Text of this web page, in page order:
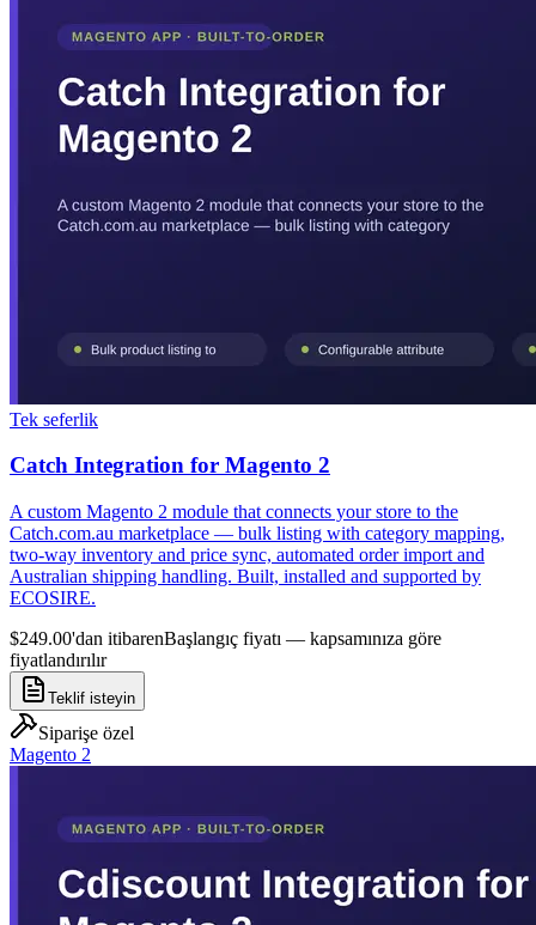
Tek seferlik
Catch Integration for Magento 2
A custom Magento 2 module that connects your store to the
Catch.com.au marketplace — bulk listing with category mapping,
two-way inventory and price sync, automated order import and
Australian shipping handling. Built, installed and supported by
ECOSIRE.
$249.00'dan itibarenBaşlangıç fiyatı — kapsamınıza göre
fiyatlandırılır
Teklif isteyin
Siparişe özel
Magento 2